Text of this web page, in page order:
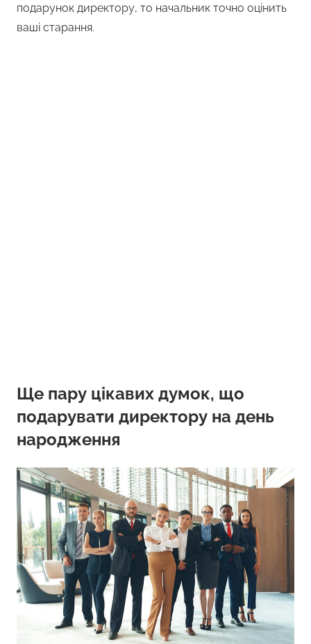
подарунок директору, то начальник точно оцінить
ваші старання.
Ще пару цікавих думок, що
подарувати директору на день
народження